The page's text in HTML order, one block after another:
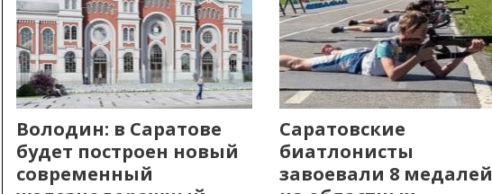
Володин: в Саратове
будет построен новый
современный
Саратовские
биатлонисты
завоевали 8 медалей